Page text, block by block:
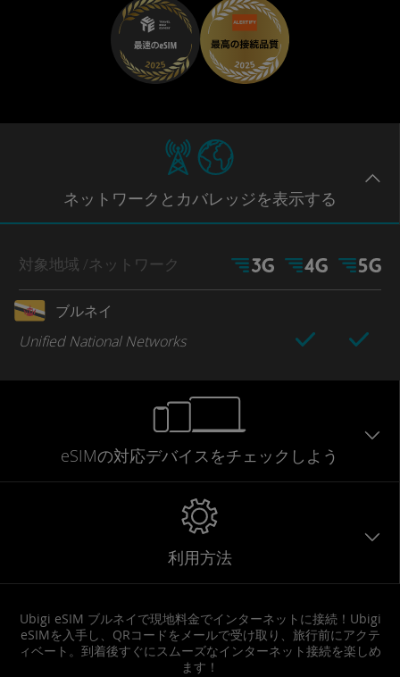
ネットワークとカバレッジを表示する
対象地域 /ネットワーク
ブルネイ
Unified National Networks
eSIMの対応デバイスをチェックしよう
利用方法
Ubigi eSIM ブルネイで現地料金でインターネットに接続！Ubigi
eSIMを入手し、QRコードをメールで受け取り、旅行前にアクテ
ィベート。到着後すぐにスムーズなインターネット接続を楽しめ
ます！